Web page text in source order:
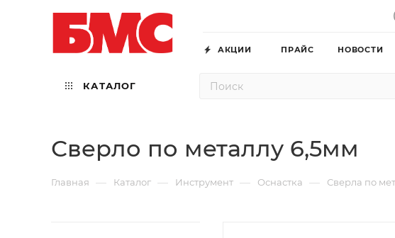
АКЦИИ ПРАЙС НОВОСТИ
КАТАЛОГ
Сверло по металлу 6,5мм
Главная — Каталог — Инструмент — Оснастка — Сверла по